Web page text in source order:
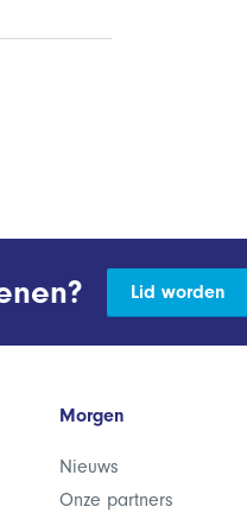
Lid worden
Morgen
Nieuws
Onze partners